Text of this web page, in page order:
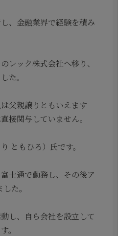
、金融業界で経験を積み
レック株式会社へ移り、
た。
父親譲りともいえます
接関与していません。
ともひろ）氏です。
士通で勤務し、その後ア
た。
し、自ら会社を設立して
。